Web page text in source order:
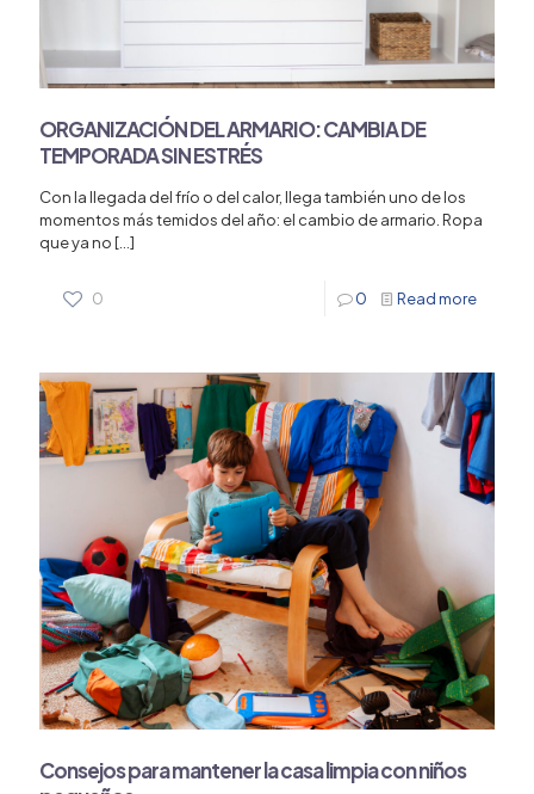
ORGANIZACIÓN DEL ARMARIO: CAMBIA DE
TEMPORADA SIN ESTRÉS
Con la llegada del frío o del calor, llega también uno de los
momentos más temidos del año: el cambio de armario. Ropa
que ya no […]
0 0 Read more
Consejos para mantener la casa limpia con niños